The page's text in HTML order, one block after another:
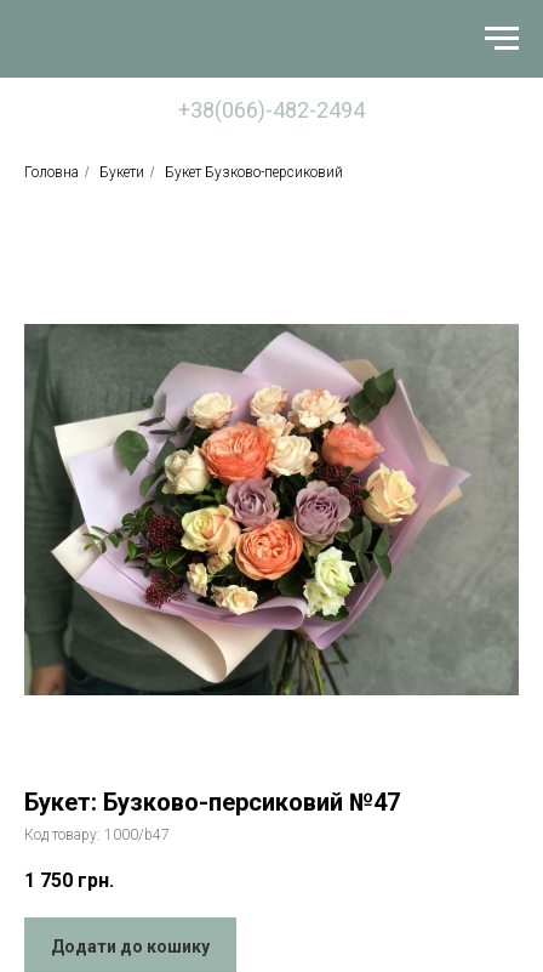
+38(066)-482-2494
Головна / Букети / Букет Бузково-персиковий
Букет: Бузково-персиковий №47
Код товару: 1000/b47
1 750 грн.
Додати до кошику